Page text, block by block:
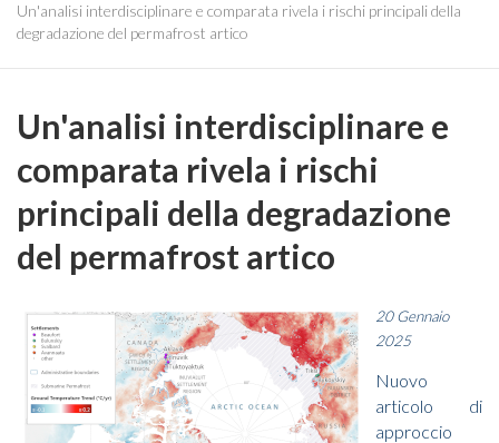
Un'analisi interdisciplinare e comparata rivela i rischi principali della
degradazione del permafrost artico
Un'analisi interdisciplinare e
comparata rivela i rischi
principali della degradazione
del permafrost artico
20 Gennaio
2025
Nuovo
articolo di
approccio